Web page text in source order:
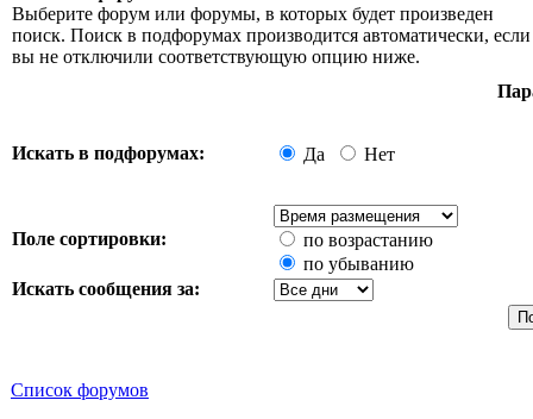
Выберите форум или форумы, в которых будет произведен
поиск. Поиск в подфорумах производится автоматически, если
вы не отключили соответствующую опцию ниже.
Искать в подфорумах: Да Нет
Поле сортировки:
по возрастанию
по убыванию
Искать сообщения за:
Список форумов